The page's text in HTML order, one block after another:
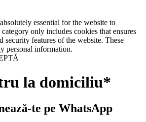
essential for the website to
only includes cookies that ensures
security features of the website. These
personal information.
la domiciliu*
te pe WhatsApp